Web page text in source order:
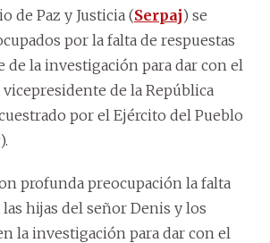
de Paz y Justicia (Serpaj) se
por la falta de respuestas
de la investigación para dar con el
de la República
por el Ejército del Pueblo
).
profunda preocupación la falta
las hijas del señor Denis y los
la investigación para dar con el